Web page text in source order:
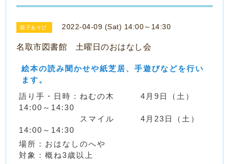
親子あそび 2022-04-09 (Sat) 14:00～14:30
名取市図書館 土曜日のおはなし会
絵本の読み聞かせや紙芝居、手遊びなどを行い
ます。
語り手・日時：ねむの木 4月9日（土）
14:00～14:30
スマイル
4月23日（土）
14:00～14:30
場所：おはなしのへや
対象：概ね3歳以上